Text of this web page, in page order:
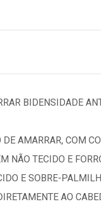
BIDENSIDADE
AMARRAR, COM
NÃO TECIDO E
E SOBRE-
AO